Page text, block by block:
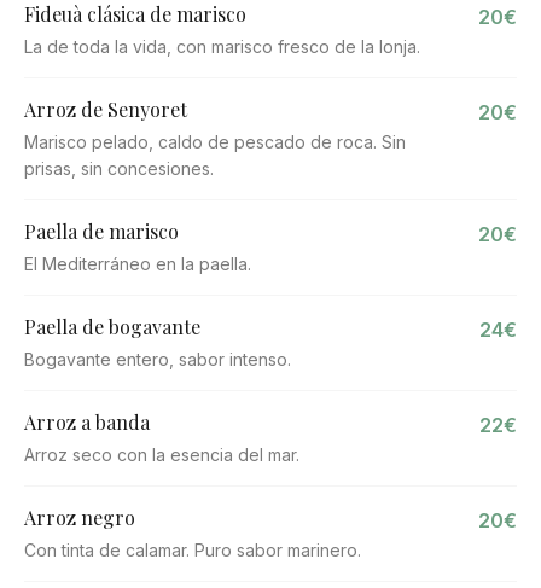
Fideuà clásica de marisco
La de toda la vida, con marisco fresco de la lonja.
20€
Arroz de Senyoret
Marisco pelado, caldo de pescado de roca. Sin
prisas, sin concesiones.
20€
Paella de marisco
El Mediterráneo en la paella.
20€
Paella de bogavante
Bogavante entero, sabor intenso.
24€
Arroz a banda
Arroz seco con la esencia del mar.
22€
Arroz negro
Con tinta de calamar. Puro sabor marinero.
20€